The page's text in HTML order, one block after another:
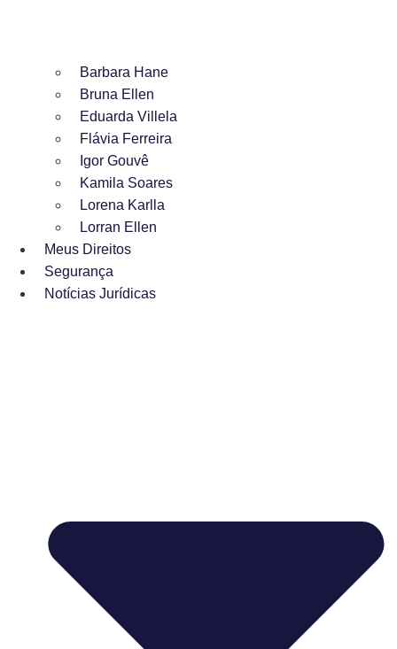
Barbara Hane
Bruna Ellen
Eduarda Villela
Flávia Ferreira
Igor Gouvê
Kamila Soares
Lorena Karlla
Lorran Ellen
Meus Direitos
Segurança
Notícias Jurídicas